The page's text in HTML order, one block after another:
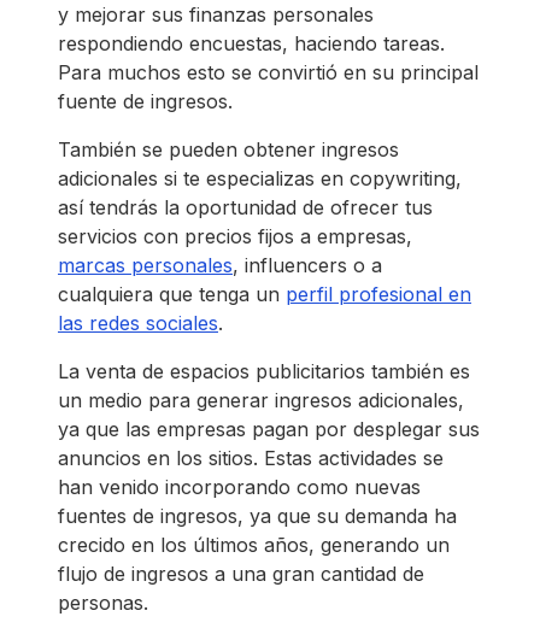
y mejorar sus finanzas personales
respondiendo encuestas, haciendo tareas.
Para muchos esto se convirtió en su principal
fuente de ingresos.
También se pueden obtener ingresos
adicionales si te especializas en copywriting,
así tendrás la oportunidad de ofrecer tus
servicios con precios fijos a empresas,
marcas personales, influencers o a
cualquiera que tenga un perfil profesional en
las redes sociales.
La venta de espacios publicitarios también es
un medio para generar ingresos adicionales,
ya que las empresas pagan por desplegar sus
anuncios en los sitios. Estas actividades se
han venido incorporando como nuevas
fuentes de ingresos, ya que su demanda ha
crecido en los últimos años, generando un
flujo de ingresos a una gran cantidad de
personas.